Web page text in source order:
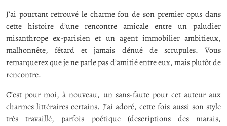
J’ai pourtant retrouvé le charme fou de son premier opus dans
cette histoire d’une rencontre amicale entre un paludier
misanthrope ex-parisien et un agent immobilier ambitieux,
malhonnête, fêtard et jamais dénué de scrupules. Vous
remarquerez que je ne parle pas d’amitié entre eux, mais plutôt de
rencontre.
C’est pour moi, à nouveau, un sans-faute pour cet auteur aux
charmes littéraires certains. J’ai adoré, cette fois aussi son style
très travaillé, parfois poétique (descriptions des marais,